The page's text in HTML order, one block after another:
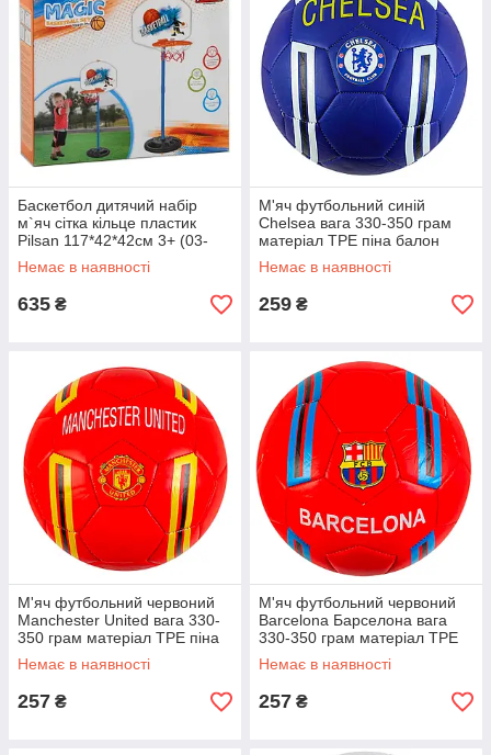
Баскетбол дитячий набір
м`яч сітка кільце пластик
Pilsan 117*42*42см 3+ (03-
394)
Немає в наявності
635 ₴
М'яч футбольний синій
Chelsea вага 330-350 грам
матеріал TPE піна балон
гумовий розмір 5 (C 62402)
Немає в наявності
259 ₴
М'яч футбольний червоний
Manchester United вага 330-
350 грам матеріал TPE піна
балон гумовий розмір 5 (C
62402)
Немає в наявності
257 ₴
М'яч футбольний червоний
Barcelona Барселона вага
330-350 грам матеріал TPE
піна балон гумовий розмір 5
(C 62402)
Немає в наявності
257 ₴